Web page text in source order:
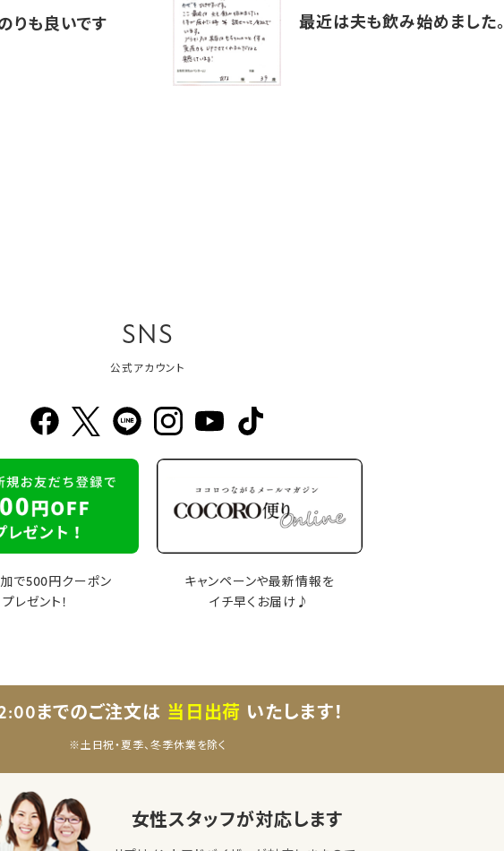
りも良いです 最近は夫も飲み始めました。
SNS
公式アカウント
で500円クーポン
プレゼント！
キャンペーンや最新情報を
イチ早くお届け♪
までのご注文は 当日出荷 いたします！
※土日祝・夏季、冬季休業を除く
女性スタッフが対応します